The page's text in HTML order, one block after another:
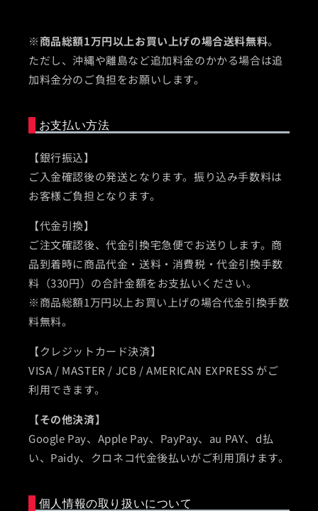
※商品総額1万円以上お買い上げの場合送料無料。
ただし、沖縄や離島など追加料金のかかる場合は追
加料金分のご負担をお願いします。
お支払い方法
【銀行振込】
ご入金確認後の発送となります。振り込み手数料は
お客様ご負担となります。
【代金引換】
ご注文確認後、代金引換宅急便でお送りします。商
品到着時に商品代金・送料・消費税・代金引換手数
料（330円）の合計金額をお支払いください。
※商品総額1万円以上お買い上げの場合代金引換手数
料無料。
【クレジットカード決済】
VISA / MASTER / JCB / AMERICAN EXPRESS がご
利用できます。
【その他決済】
Google Pay、Apple Pay、PayPay、au PAY、d払
い、Paidy、クロネコ代金後払いがご利用頂けます。
個人情報の取り扱いについて